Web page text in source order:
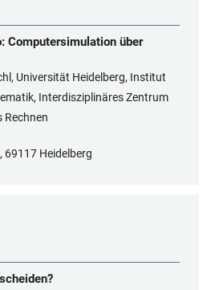
Computersimulation über
Universität Heidelberg, Institut
Interdisziplinäres Zentrum
69117 Heidelberg